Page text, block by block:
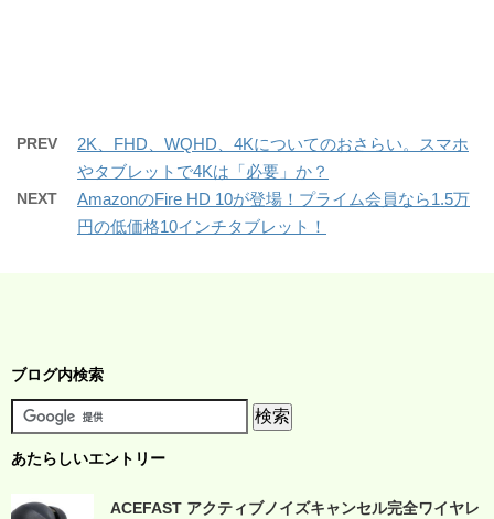
PREV
2K、FHD、WQHD、4Kについてのおさらい。スマホ
やタブレットで4Kは「必要」か？
NEXT
AmazonのFire HD 10が登場！プライム会員なら1.5万
円の低価格10インチタブレット！
ブログ内検索
あたらしいエントリー
ACEFAST アクティブノイズキャンセル完全ワイヤレ